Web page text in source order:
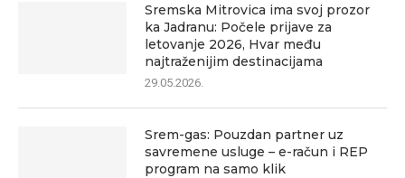
Sremska Mitrovica ima svoj prozor
ka Jadranu: Počele prijave za
letovanje 2026, Hvar među
najtraženijim destinacijama
29.05.2026.
Srem-gas: Pouzdan partner uz
savremene usluge – e-račun i REP
program na samo klik